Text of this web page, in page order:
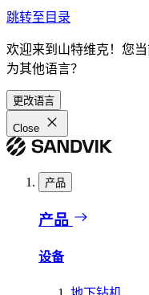
跳转至目录
欢迎来到山特维克！您
为其他语言？
更改语言
Close
产品
产品
设备